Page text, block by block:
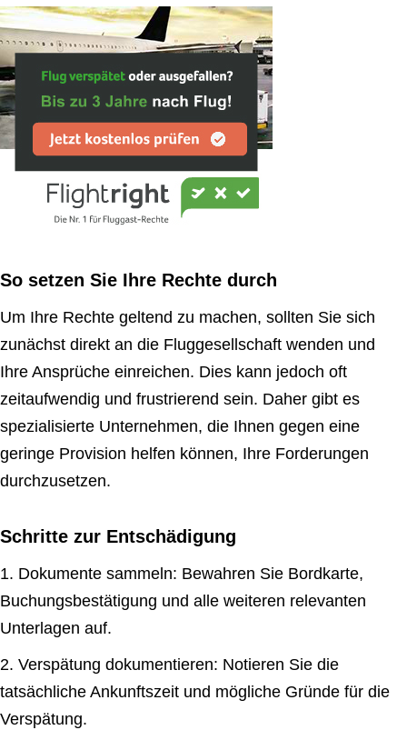
So setzen Sie Ihre Rechte durch
Um Ihre Rechte geltend zu machen, sollten Sie sich
zunächst direkt an die Fluggesellschaft wenden und
Ihre Ansprüche einreichen. Dies kann jedoch oft
zeitaufwendig und frustrierend sein. Daher gibt es
spezialisierte Unternehmen, die Ihnen gegen eine
geringe Provision helfen können, Ihre Forderungen
durchzusetzen.
Schritte zur Entschädigung
1. Dokumente sammeln: Bewahren Sie Bordkarte,
Buchungsbestätigung und alle weiteren relevanten
Unterlagen auf.
2. Verspätung dokumentieren: Notieren Sie die
tatsächliche Ankunftszeit und mögliche Gründe für die
Verspätung.